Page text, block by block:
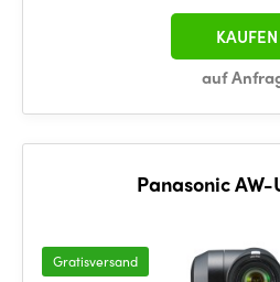
auf
KAUFEN
Panasonic AW-
Gratisversand